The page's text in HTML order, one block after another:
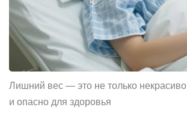
Лишний вес — это не только
и опасно для здоровья